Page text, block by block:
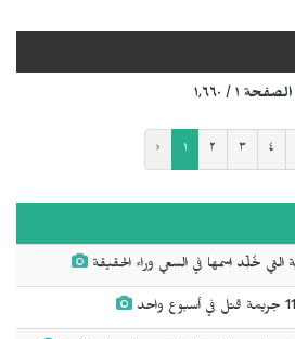
الصفحة ١ / ١٬٦٦٠
‹ ١ ٢ ٣ ٤
خُلِّد اسمها في السعي وراء الحقيقة